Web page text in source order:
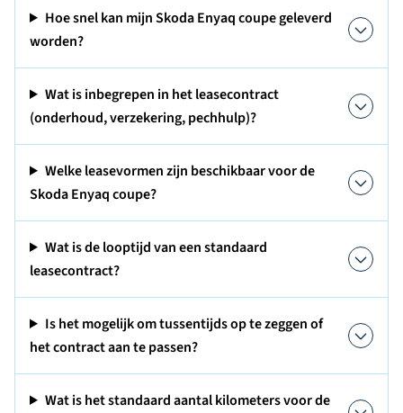
Hoe snel kan mijn Skoda Enyaq coupe geleverd
worden?
Wat is inbegrepen in het leasecontract
(onderhoud, verzekering, pechhulp)?
Welke leasevormen zijn beschikbaar voor de
Skoda Enyaq coupe?
Wat is de looptijd van een standaard
leasecontract?
Is het mogelijk om tussentijds op te zeggen of
het contract aan te passen?
Wat is het standaard aantal kilometers voor de